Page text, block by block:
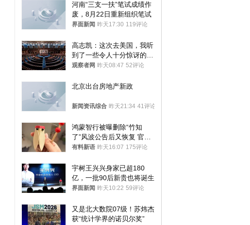
河南“三支一扶”笔试成绩作
废，8月22日重新组织笔试
界面新闻 昨天17:30 119评论
高志凯：这次去美国，我听
到了一些令人十分惊讶的消
息
观察者网 昨天08:47 52评论
北京出台房地产新政
新闻资讯综合 昨天21:34 41评论
鸿蒙智行被曝删除“竹知
了”风波公告后又恢复 官媒
曾力挺：劝华为要大度的，
有料新语 昨天16:07 175评论
宇树王兴兴身家已超180
亿，一批90后新贵也将诞生
界面新闻 昨天10:22 59评论
又是北大数院07级！苏炜杰
获“统计学界的诺贝尔奖”